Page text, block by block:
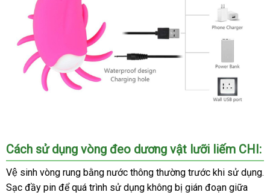
Cách sử dụng vòng đeo dương vật lưỡi liếm CHI:
Vệ sinh vòng rung bằng nước thông thường trước khi sử dụng.
Sạc đầy pin để quá trình sử dụng không bị gián đoạn giữa